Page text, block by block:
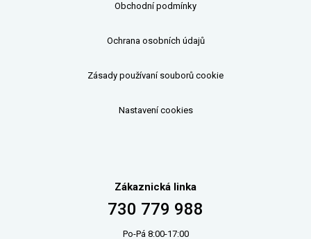
Obchodní podmínky
Ochrana osobních údajů
Zásady používaní souborů cookie
Nastavení cookies
Zákaznická linka
730 779 988
Po-Pá 8:00-17:00